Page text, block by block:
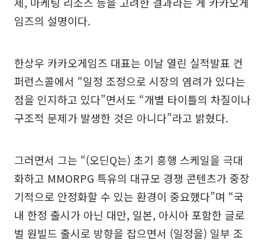
임즈의 설명이다.
한상우 카카오게임즈 대표는 이날 열린 실적발표 컨
퍼런스콜에서 “일정 조정으로 시장의 염려가 있다는
점을 인지하고 있다”면서도 “개별 타이틀의 차질이나
구조적 문제가 발생한 것은 아니다”라고 밝혔다.
그러면서 그는 “(오딘Q는) 초기 흥행 스케일을 극대
화하고 MMORPG 특유의 대규모 경쟁 콘텐츠가 중장
기적으로 안정화할 수 있는 환경이 중요했다”며 “국
내 한정 출시가 아닌 대만, 일본, 아시아 포함한 글로
벌 원빌드 출시로 방향을 잡으면서 (일정을) 일부 조